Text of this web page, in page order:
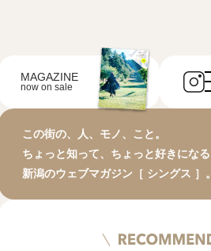
MAGAZINE
now on sale
この街の、人、モノ、こと。
ちょっと知って、ちょっと好きになる
新潟のウェブマガジン［ シングス ］。